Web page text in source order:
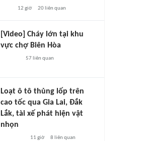
12 giờ 20liên quan
[Video] Cháy lớn tại khu
vực chợ Biên Hòa
57liên quan
Loạt ô tô thủng lốp trên
cao tốc qua Gia Lai, Đắk
Lắk, tài xế phát hiện vật
nhọn
11 giờ 8 liên quan